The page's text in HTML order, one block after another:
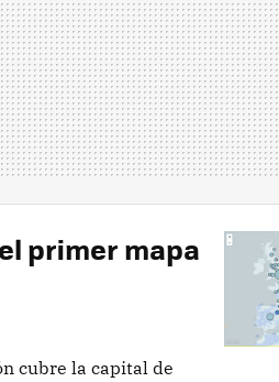
primer mapa
cubre la capital de